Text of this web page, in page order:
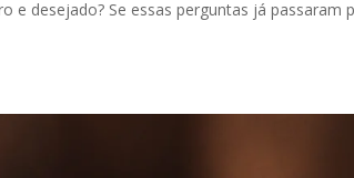
e desejado? Se essas perguntas já passaram